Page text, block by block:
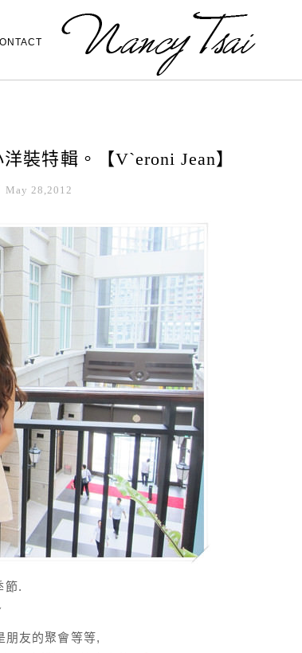
裝特輯。【V`eroni Jean】
May 28,2012
節.
朋友的聚會等等,